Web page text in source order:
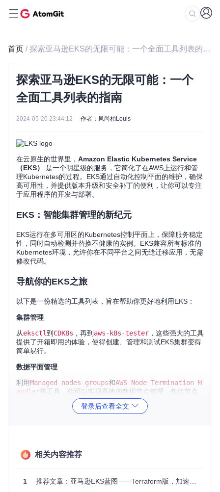
首页 / 探索亚马逊EKS的无限可能：一个全面工具列表的指南
探索亚马逊EKS的无限可能：一个
全面工具列表的指南
2024-05-20 23:44:12 作者：凤尚柏Louis
在云原生的世界里， Amazon Elastic Kubernetes Service
（EKS）
是一个明星级的服务，它简化了在AWS上运行和管
理Kubernetes的过程。EKS通过自动化控制平面的维护，确保
高可用性，并提供版本升级和安全补丁的便利，让你可以专注
于应用程序的开发与部署。
EKS：智能集群管理的新纪元
EKS运行在多可用区的Kubernetes控制平面上，保障服务稳定
性，同时自动检测并替换不健康的实例。EKS兼容所有标准的
Kubernetes环境，允许你在不同平台之间无缝迁移应用，无需
修改代码。
导航你的EKS之旅
以下是一份精选的工具列表，旨在帮助你更好地利用EKS：
集群管理
从eksctl到 CDK8s ，再到 aws-k8s-tester ，这些强大的工具
提供了开箱即用的体验，使得创建、管理和测试EKS集群变得
简单易行。
数据平面管理
利用Managed nodes groups和AWS Node Termination H
andler等工具，你可以实现高效的数据节点管理，包括节点
安全性
等工具，强化你的EKS集群安全防护，遵循最佳实践。
登录后查看全文
相关内容推荐
1 推荐文章：亚马逊EKS蓝图——Terraform版，加速您的云原生之旅